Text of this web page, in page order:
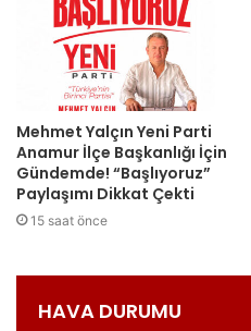
Mehmet Yalçın Yeni Parti
Anamur İlçe Başkanlığı İçin
Gündemde! “Başlıyoruz”
Paylaşımı Dikkat Çekti
15 saat önce
HAVA DURUMU